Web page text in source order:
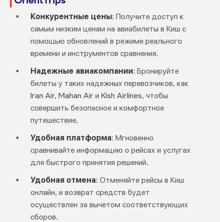
Конкурентные цены: Получите доступ к
самым низким ценам на авиабилеты в Киш с
помощью обновлений в режиме реального
времени и инструментов сравнения.
Надежные авиакомпании: Бронируйте
билеты у таких надежных перевозчиков, как
Iran Air, Mahan Air и Kish Airlines, чтобы
совершить безопасное и комфортное
путешествие.
Удобная платформа: Мгновенно
сравнивайте информацию о рейсах и услугах
для быстрого принятия решений.
Удобная отмена: Отменяйте рейсы в Киш
онлайн, и возврат средств будет
осуществлен за вычетом соответствующих
сборов.